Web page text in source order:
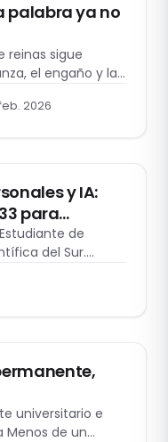
palabra ya no
reinas sigue
el engaño y la
la
como forma
2026
y IA:
para
ende
del Sur.…
universitario e
de un…